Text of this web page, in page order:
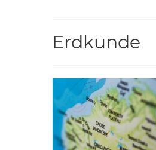
Erdkunde